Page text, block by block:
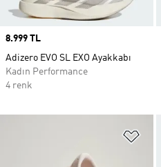
Price
8.999 TL
Adizero EVO SL EXO Ayakkabı
Kadın Performance
4 renk